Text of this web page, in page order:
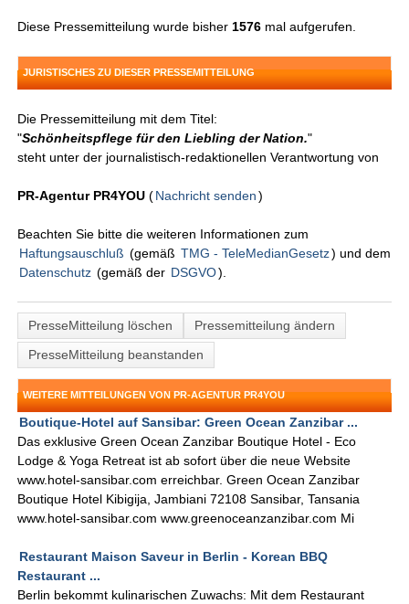
Diese Pressemitteilung wurde bisher 1576 mal aufgerufen.
JURISTISCHES ZU DIESER PRESSEMITTEILUNG
Die Pressemitteilung mit dem Titel:
"Schönheitspflege für den Liebling der Nation."
steht unter der journalistisch-redaktionellen Verantwortung von
PR-Agentur PR4YOU (Nachricht senden )
Beachten Sie bitte die weiteren Informationen zum
Haftungsauschluß (gemäß TMG - TeleMedianGesetz) und dem
Datenschutz (gemäß der DSGVO).
PresseMitteilung löschen
Pressemitteilung ändern
PresseMitteilung beanstanden
WEITERE MITTEILUNGEN VON PR-AGENTUR PR4YOU
Boutique-Hotel auf Sansibar: Green Ocean Zanzibar ...
Das exklusive Green Ocean Zanzibar Boutique Hotel - Eco
Lodge & Yoga Retreat ist ab sofort über die neue Website
www.hotel-sansibar.com erreichbar. Green Ocean Zanzibar
Boutique Hotel Kibigija, Jambiani 72108 Sansibar, Tansania
www.hotel-sansibar.com www.greenoceanzanzibar.com Mi
Restaurant Maison Saveur in Berlin - Korean BBQ
Restaurant ...
Berlin bekommt kulinarischen Zuwachs: Mit dem Restaurant